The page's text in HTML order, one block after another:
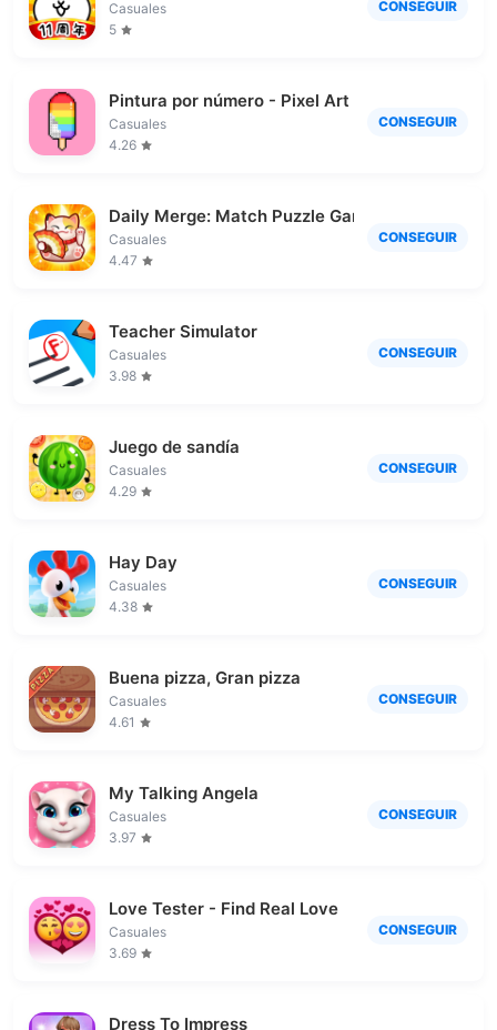
Casuales
5
CONSEGUIR
Pintura por número - Pixel Art
Casuales
4.26
CONSEGUIR
Daily Merge: Match Puzzle Game
Casuales
4.47
CONSEGUIR
Teacher Simulator
Casuales
3.98
CONSEGUIR
Juego de sandía
Casuales
4.29
CONSEGUIR
Hay Day
Casuales
4.38
CONSEGUIR
Buena pizza, Gran pizza
Casuales
4.61
CONSEGUIR
My Talking Angela
Casuales
3.97
CONSEGUIR
Love Tester - Find Real Love
Casuales
3.69
CONSEGUIR
Dress To Impress